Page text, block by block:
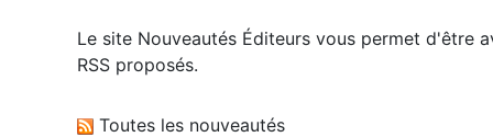
Le site Nouveautés Éditeurs vous permet d'être
RSS proposés.
Toutes les nouveautés